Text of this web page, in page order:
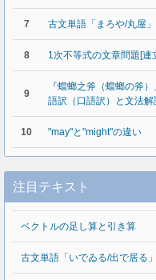
7 古文単語「まろや/丸屋
8 1次不等式の文章問題[連
9
『蟷螂之斧（蟷螂の斧
語訳（口語訳）と文法解
10 "may"と"might"の違い
注目テキスト
ベクトルの足し算と引き算
古文単語「いでゐる/出で居る